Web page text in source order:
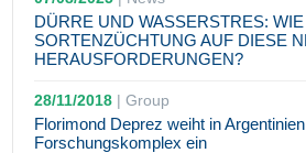
DÜRRE UND WASSERSTRES:
SORTENZÜCHTUNG AUF DIESE
HERAUSFORDERUNGEN?
28/11/2018 |Group
Florimond Deprez weiht in
Forschungskomplex ein